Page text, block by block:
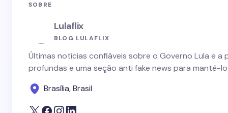
SOBRE
Lulaflix
BLOG LULAFLIX
Últimas notícias confiáveis sobre o Governo Lula e
profundas e uma seção anti fake news para mantê-
Brasília, Brasil